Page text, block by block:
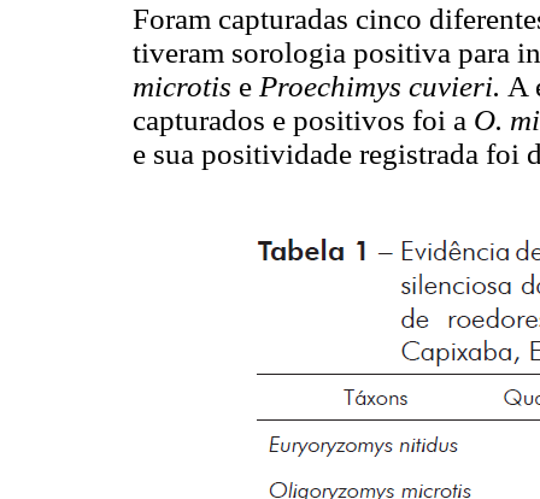
Foram capturadas cinco
tiveram sorologia positiva para
microtis e Proechimys cuvieri. A
capturados e positivos foi a O.
e sua positividade registrada foi